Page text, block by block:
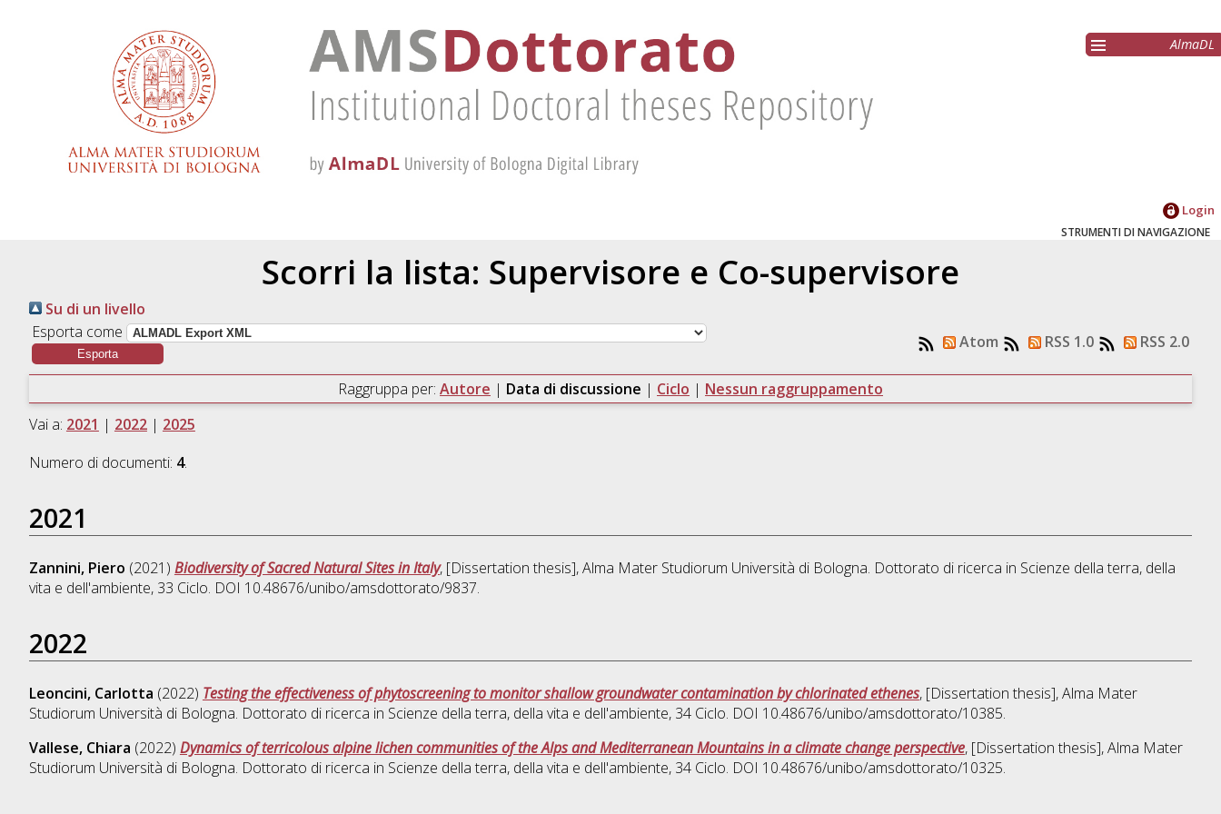
AlmaDL
Login
STRUMENTI DI NAVIGAZIONE
Scorri la lista: Supervisore e Co-supervisore
Su di un livello
Esporta come
Atom RSS 1.0 RSS 2.0
Raggruppa per: Autore | Data di discussione | Ciclo | Nessun raggruppamento
Vai a: 2021 | 2022| 2025
Numero di documenti: 4.
2021
Zannini, Piero (2021) Biodiversity of Sacred Natural Sites in Italy, [Dissertation thesis], Alma Mater Studiorum Università di Bologna. Dottorato di ricerca in Scienze della terra, della
vita e dell'ambiente, 33 Ciclo. DOI 10.48676/unibo/amsdottorato/9837.
2022
Leoncini, Carlotta (2022) Testing the effectiveness of phytoscreening to monitor shallow groundwater contamination by chlorinated ethenes, [Dissertation thesis], Alma Mater
Studiorum Università di Bologna. Dottorato di ricerca in Scienze della terra, della vita e dell'ambiente, 34 Ciclo. DOI 10.48676/unibo/amsdottorato/10385.
Vallese, Chiara (2022) Dynamics of terricolous alpine lichen communities of the Alps and Mediterranean Mountains in a climate change perspective, [Dissertation thesis], Alma Mater
Studiorum Università di Bologna. Dottorato di ricerca in Scienze della terra, della vita e dell'ambiente, 34 Ciclo. DOI 10.48676/unibo/amsdottorato/10325.